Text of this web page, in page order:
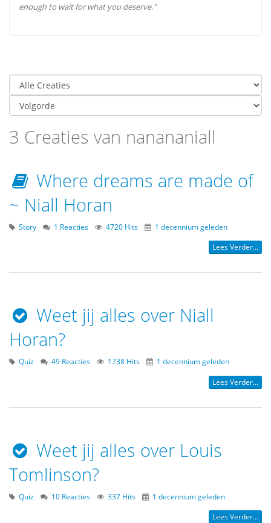
enough to wait for what you deserve."
3 Creaties van nanananiall
Where dreams are made of
~ Niall Horan
Story 1 Reacties 4720 Hits 1 decennium geleden
Lees Verder...
Weet jij alles over Niall
Horan?
Quiz 49 Reacties 1738 Hits 1 decennium geleden
Lees Verder...
Weet jij alles over Louis
Tomlinson?
Quiz 10 Reacties 337 Hits 1 decennium geleden
Lees Verder...